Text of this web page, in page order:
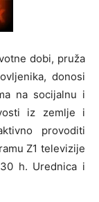
dobi, pruža
donosi
na socijalnu i
iz zemlje i
provoditi
Z1 televizije
h. Urednica i